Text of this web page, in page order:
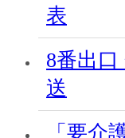
表
8番出
送
「要介